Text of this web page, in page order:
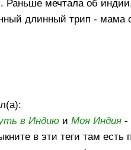
Раньше мечтала об
длинный трип - мама
в Индию иМоя Индия -
в эти теги там